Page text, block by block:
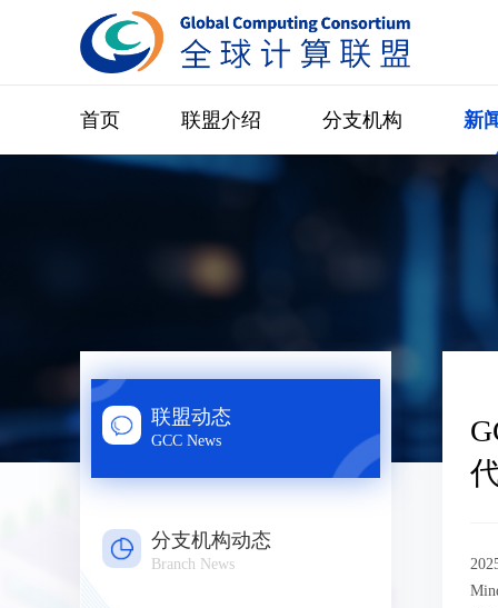
首页 联盟介绍 分支机构 新
联盟动态
GCC News
分支机构动态
Branch News